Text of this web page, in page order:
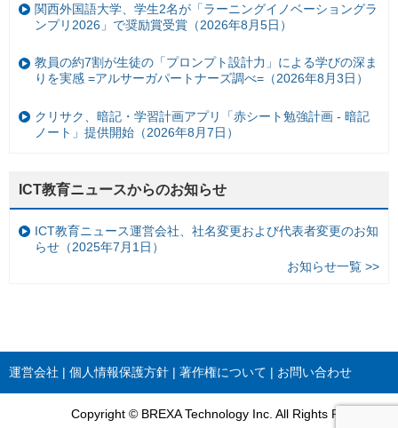
関西外国語大学、学生2名が「ラーニングイノベーショングラ
ンプリ2026」で奨励賞受賞（2026年8月5日）
教員の約7割が生徒の「プロンプト設計力」による学びの深ま
りを実感 =アルサーガパートナーズ調べ=（2026年8月3日）
クリサク、暗記・学習計画アプリ「赤シート勉強計画 - 暗記
ノート」提供開始（2026年8月7日）
ICT教育ニュースからのお知らせ
ICT教育ニュース運営会社、社名変更および代表者変更のお知
らせ（2025年7月1日）
お知らせ一覧 >>
運営会社 個人情報保護方針 著作権について お問い合わせ
Copyright © BREXA Technology Inc. All Rights Reserved.